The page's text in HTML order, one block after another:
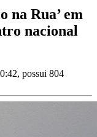
na Rua’ em
nacional
possui 804